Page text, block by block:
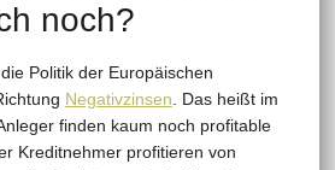
noch?
Politik der Europäischen
Negativzinsen . Das heißt im
finden kaum noch profitable
Kreditnehmer profitieren von